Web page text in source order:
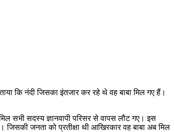
कि नंदी जिसका इंतजार कर रहे थे वह बाबा मिल गए हैं।
सभी सदस्‍य ज्ञानवापी परिसर से वापस लौट गए। इस
जिसकी जनता को प्रतीक्षा थी आखिरकार वह बाबा अब मिल